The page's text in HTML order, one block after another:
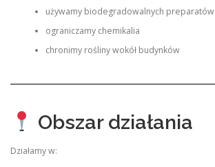
używamy biodegradowalnych preparatów
ograniczamy chemikalia
chronimy rośliny wokół budynków
Obszar działania
Działamy w: